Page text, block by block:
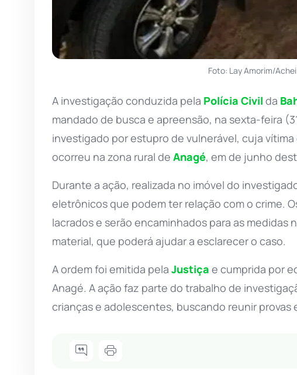
Foto: Lay Amorim/
A investigação conduzida pela Polícia Civil da
mandado de busca e apreensão, na sexta-feira
investigado por estupro de vulnerável, cuja vítima
ocorreu na zona rural de Anagé, em de junho
Durante a ação, realizada no imóvel do
eletrônicos que podem ter relação com o crime.
lacrados e serão encaminhados para as medidas
material, que poderá ajudar a esclarecer o caso.
A ordem foi emitida pela Justiça e cumprida por
Anagé. A ação faz parte do trabalho de
crianças e adolescentes, buscando reunir provas